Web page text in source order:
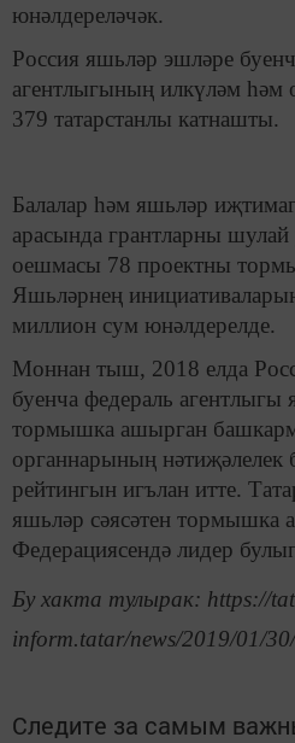
юнәлдереләчәк.
Россия яшьләр эшләре
агентлыгының илкүләм һәм
379 татарстанлы катнашты.
Балалар һәм яшьләр
арасында грантларны
оешмасы 78 проектны
Яшьләрнең
миллион сум юнәлдерелде.
Моннан тыш, 2018 елда
буенча федераль агентлыгы
тормышка ашырган
органнарының нәтиҗәлелек
рейтингын игълан итте.
яшьләр сәясәтен тормышка
Федерациясендә лидер
Бу хакта тулырак: https://
inform.tatar/news/2019/01/
Следите за самым